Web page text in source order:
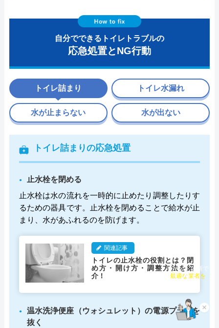
自分でできるトイレトラブルの
応急処置とNG行動
トイレ詰まり
トイレ詰まりの応急処置
止水栓を閉める
止水栓は水の流れを一時的に止めたり調整したりす
るための器具です。止水栓を閉めることで給水が止
まり、水があふれるのを防げます。
関連記事
トイレの止水栓の役割とは？閉
め方・開け方・調整方法を紹
介！
温水洗浄便座（ウォシュレット）の電源プラグを
抜く
トイレ水漏れ
水が止まらない 水が出ない
×
チャット診断で
最適な業者を